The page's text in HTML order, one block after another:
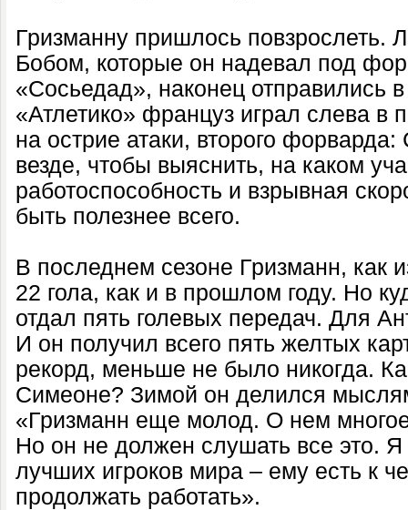
Гризманну пришлось повзрослеть.
Бобом, которые он надевал под
«Сосьедад», наконец отправились
«Атлетико» француз играл слева в
на острие атаки, второго
везде, чтобы выяснить, на каком
работоспособность и взрывная
быть полезнее всего.
В последнем сезоне Гризманн, как
22 гола, как и в прошлом году. Но
отдал пять голевых передач. Для
И он получил всего пять желтых
рекорд, меньше не было никогда.
Симеоне? Зимой он делился
«Гризманн еще молод. О нем многое
Но он не должен слушать все это.
лучших игроков мира – ему есть к
продолжать работать».